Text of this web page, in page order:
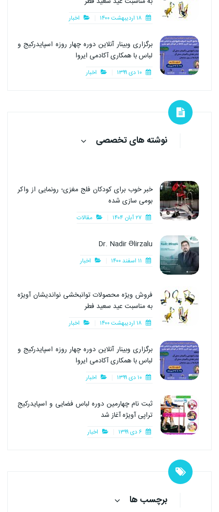
اخبار
برگزاری وبینار آنلاین دوره چهار روزه اسپایدرکیج و
لباس با همکاری آکادمی ایروا
اخبار
نوشته های تخصصی
خبر خوب برای کودکان فلج مغزی؛ رونمایی از واکر
بومی سازی شده
مقالات
Dr. Nadir Əlirzalu
اخبار
فروش ویژه محصولات توانبخشی نواندیشان آویژه
به مناسبت عید سعید فطر
اخبار
برگزاری وبینار آنلاین دوره چهار روزه اسپایدرکیج و
لباس با همکاری آکادمی ایروا
اخبار
ثبت نام چهارمین دوره لباس فضایی و اسپایدرکیج
تراپی آویژه آغاز شد
اخبار
برچسب ها